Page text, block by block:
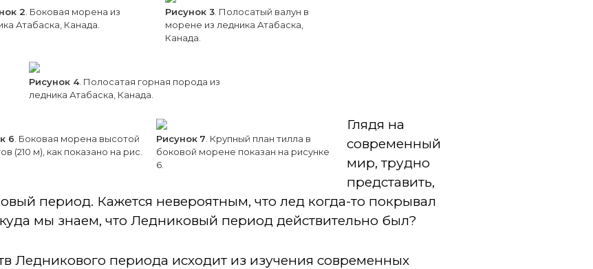
2 . Боковая морена из
Атабаска, Канада.
Рисунок 3 . Полосатый валун в
морене из ледника Атабаска,
Канада.
Рисунок 4. Полосатая горная порода из
ледника Атабаска, Канада.
6 . Боковая морена высотой
(210 м), как показано на рис.
Рисунок 7 . Крупный план тилла в
боковой морене показан на рисунке
6.
Глядя на
современный
мир, трудно
представить,
период. Кажется невероятным, что лед когда-то покрывал
мы знаем, что Ледниковый период действительно был?
Ледникового периода исходит из изучения современных